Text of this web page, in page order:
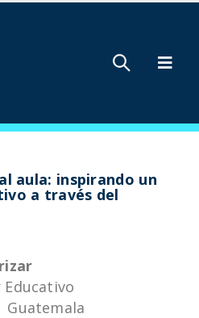
aula: inspirando un
a través del
Educativo
Guatemala